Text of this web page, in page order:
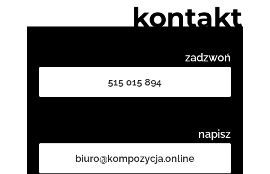
kontakt
zadzwoń
515 015 894
napisz
biuro@kompozycja.online